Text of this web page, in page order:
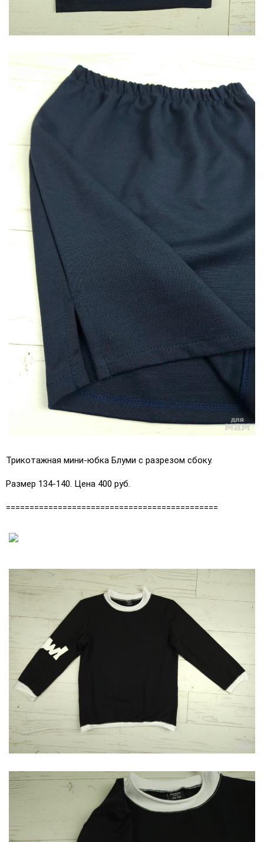
Трикотажная мини-юбка Блуми с разрезом сбоку.
Размер 134-140. Цена 400 руб.
=============================================